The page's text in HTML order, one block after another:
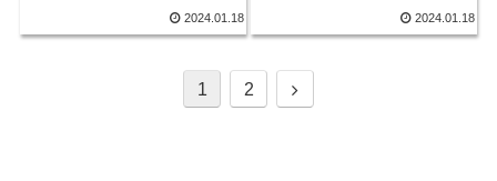
2024.01.18 2024.01.18
1 2
次